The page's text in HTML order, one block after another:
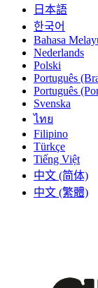
日本語
한국어
Bahasa
Nederlands
Polski
Português
Português
Svenska
ไทย
Filipino
Türkçe
Tiếng Việt
中文 (简体)
中文 (繁體)